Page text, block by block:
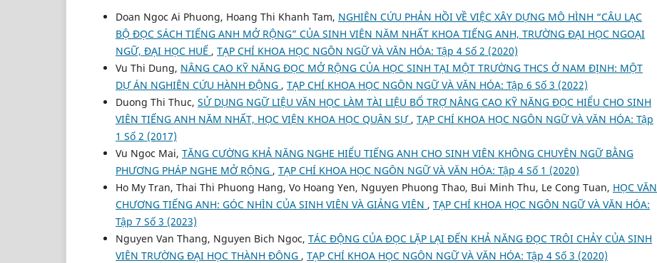
Doan Ngoc Ai Phuong, Hoang Thi Khanh Tam, NGHIÊN CỨU PHẢN HỒI VỀ VIỆC XÂY DỰNG MÔ HÌNH “CÂU LẠC
BỘ ĐỌC SÁCH TIẾNG ANH MỞ RỘNG” CỦA SINH VIÊN NĂM NHẤT KHOA TIẾNG ANH, TRƯỜNG ĐẠI HỌC NGOẠI
NGỮ, ĐẠI HỌC HUẾ , TẠP CHÍ KHOA HỌC NGÔN NGỮ VÀ VĂN HÓA: Tập 4 Số 2 (2020)
Vu Thi Dung, NÂNG CAO KỸ NĂNG ĐỌC MỞ RỘNG CỦA HỌC SINH TẠI MỘT TRƯỜNG THCS Ở NAM ĐỊNH: MỘT
DỰ ÁN NGHIÊN CỨU HÀNH ĐỘNG , TẠP CHÍ KHOA HỌC NGÔN NGỮ VÀ VĂN HÓA: Tập 6 Số 3 (2022)
Duong Thi Thuc, SỬ DỤNG NGỮ LIỆU VĂN HỌC LÀM TÀI LIỆU BỔ TRỢ NÂNG CAO KỸ NĂNG ĐỌC HIỂU CHO SINH
VIÊN TIẾNG ANH NĂM NHẤT, HỌC VIỆN KHOA HỌC QUÂN SỰ , TẠP CHÍ KHOA HỌC NGÔN NGỮ VÀ VĂN HÓA: Tập
1 Số 2 (2017)
Vu Ngoc Mai, TĂNG CƯỜNG KHẢ NĂNG NGHE HIỂU TIẾNG ANH CHO SINH VIÊN KHÔNG CHUYÊN NGỮ BẰNG
PHƯƠNG PHÁP NGHE MỞ RỘNG , TẠP CHÍ KHOA HỌC NGÔN NGỮ VÀ VĂN HÓA: Tập 4 Số 1 (2020)
Ho My Tran, Thai Thi Phuong Hang, Vo Hoang Yen, Nguyen Phuong Thao, Bui Minh Thu, Le Cong Tuan, HỌC VĂN
CHƯƠNG TIẾNG ANH: GÓC NHÌN CỦA SINH VIÊN VÀ GIẢNG VIÊN , TẠP CHÍ KHOA HỌC NGÔN NGỮ VÀ VĂN HÓA:
Tập 7 Số 3 (2023)
Nguyen Van Thang, Nguyen Bich Ngoc, TÁC ĐỘNG CỦA ĐỌC LẶP LẠI ĐẾN KHẢ NĂNG ĐỌC TRÔI CHẢY CỦA SINH
VIÊN TRƯỜNG ĐẠI HỌC THÀNH ĐÔNG , TẠP CHÍ KHOA HỌC NGÔN NGỮ VÀ VĂN HÓA: Tập 4 Số 3 (2020)